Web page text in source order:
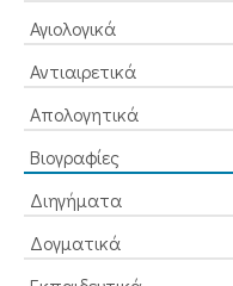
Αγιολογικά
Αντιαιρετικά
Απολογητικά
Βιογραφίες
Διηγήματα
Δογματικά